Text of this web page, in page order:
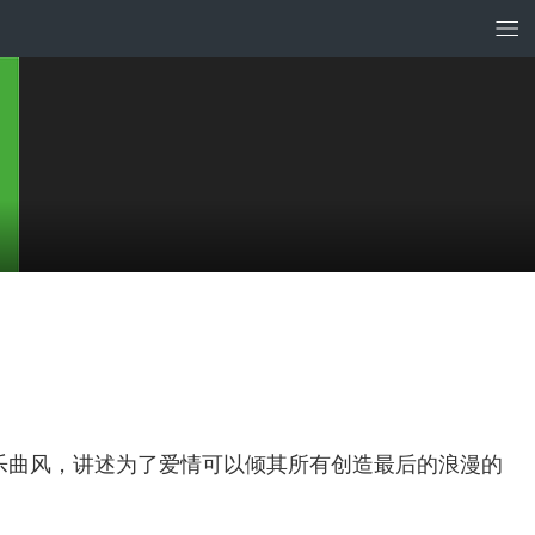
风，讲述为了爱情可以倾其所有创造最后的浪漫的